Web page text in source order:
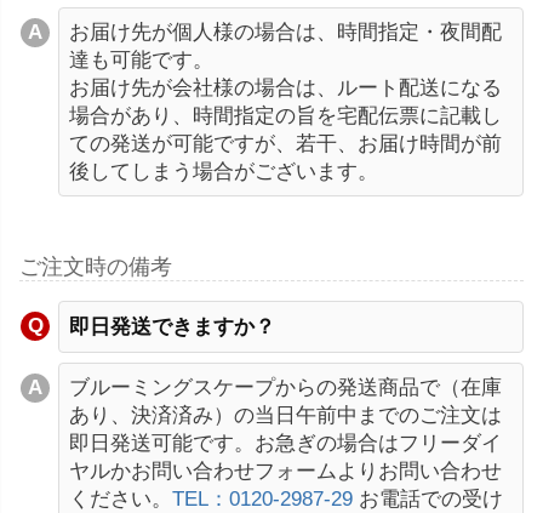
お届け先が個人様の場合は、時間指定・夜間配
達も可能です。
お届け先が会社様の場合は、ルート配送になる
場合があり、時間指定の旨を宅配伝票に記載し
ての発送が可能ですが、若干、お届け時間が前
後してしまう場合がございます。
ご注文時の備考
即日発送できますか？
ブルーミングスケープからの発送商品で（在庫
あり、決済済み）の当日午前中までのご注文は
即日発送可能です。お急ぎの場合はフリーダイ
ヤルかお問い合わせフォームよりお問い合わせ
ください。 TEL：0120-2987-29 お電話での受け